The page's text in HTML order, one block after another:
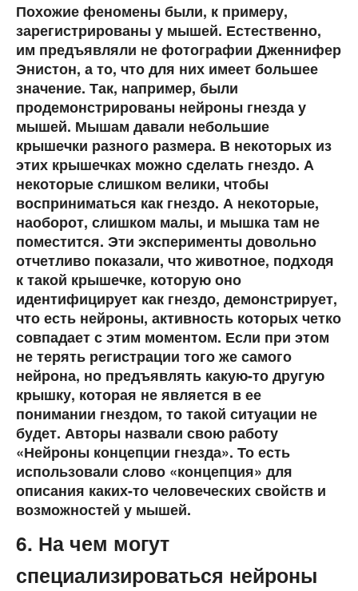
Похожие феномены были, к примеру,
зарегистрированы у мышей. Естественно,
им предъявляли не фотографии Дженнифер
Энистон, а то, что для них имеет большее
значение. Так, например, были
продемонстрированы нейроны гнезда у
мышей. Мышам давали небольшие
крышечки разного размера. В некоторых из
этих крышечках можно сделать гнездо. А
некоторые слишком велики, чтобы
восприниматься как гнездо. А некоторые,
наоборот, слишком малы, и мышка там не
поместится. Эти эксперименты довольно
отчетливо показали, что животное, подходя
к такой крышечке, которую оно
идентифицирует как гнездо, демонстрирует,
что есть нейроны, активность которых четко
совпадает с этим моментом. Если при этом
не терять регистрации того же самого
нейрона, но предъявлять какую-то другую
крышку, которая не является в ее
понимании гнездом, то такой ситуации не
будет. Авторы назвали свою работу
«Нейроны концепции гнезда». То есть
использовали слово «концепция» для
описания каких-то человеческих свойств и
возможностей у мышей.
6. На чем могут
специализироваться нейроны